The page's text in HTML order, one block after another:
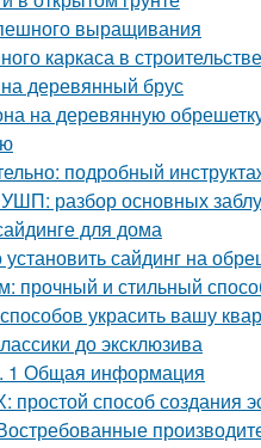
выращивания
каркаса в строительстве
на деревянный брус
на деревянную
подробный
разбор основных
для дома
сайдинг на
прочный и стильный
украсить вашу
до эксклюзива
1 Общая информация
способ создания